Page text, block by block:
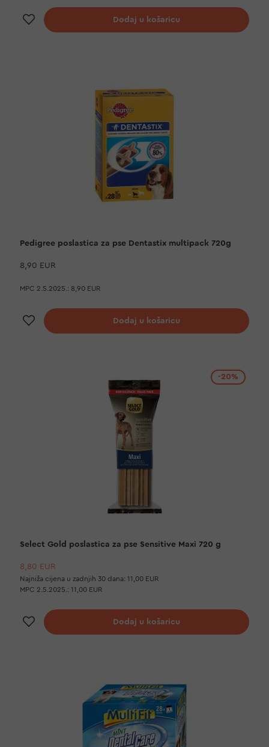
Dodaj na listu želja
Dodaj u košaricu
Pedigree poslastica za pse Dentastix multipack 720g
8,90 EUR
MPC 2.5.2025.: 8,90 EUR
Dodaj na listu želja
Dodaj u košaricu
-20%
Select Gold poslastica za pse Sensitive Maxi 720 g
8,80 EUR
Najniža cijena u zadnjih 30 dana: 11,00 EUR
MPC 2.5.2025.: 11,00 EUR
Dodaj na listu želja
Dodaj u košaricu